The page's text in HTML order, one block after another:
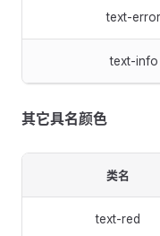
text-error
text-info
其它具名颜色
类名
text-red